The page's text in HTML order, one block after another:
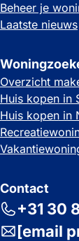
Beheer je
Laatste nieuws
Overzicht
Huis kopen in
Huis kopen in
Contact
+31 30
[email